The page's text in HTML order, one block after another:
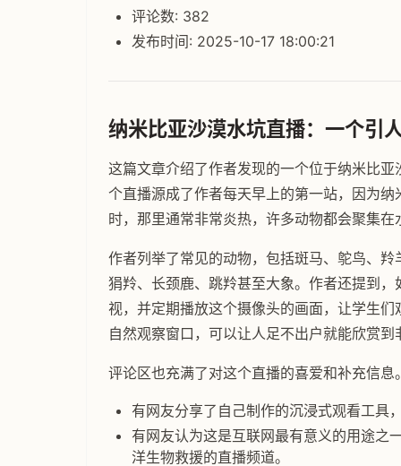
评论数: 382
发布时间: 2025-10-17 18:00:21
纳米比亚沙漠水坑直播：一个引
这篇文章介绍了作者发现的一个位于纳米比
个直播源成了作者每天早上的第一站，因为
时，那里通常非常炎热，许多动物都会聚集在
作者列举了常见的动物，包括斑马、鸵鸟、
狷羚、长颈鹿、跳羚甚至大象。作者还提到
视，并定期播放这个摄像头的画面，让学生
自然观察窗口，可以让人足不出户就能欣赏
评论区也充满了对这个直播的喜爱和补充信息
有网友分享了自己制作的沉浸式观看工具
有网友认为这是互联网最有意义的用途之
洋生物救援的直播频道。